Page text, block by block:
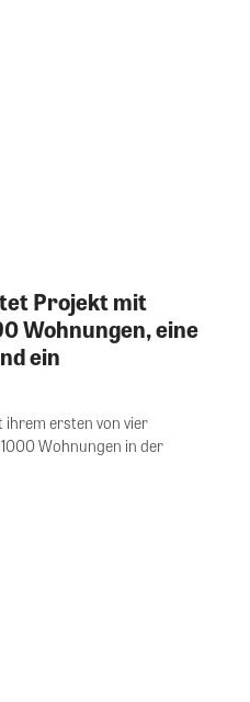
Projekt mit
Wohnungen, eine
ein
ihrem ersten von vier
Wohnungen in der